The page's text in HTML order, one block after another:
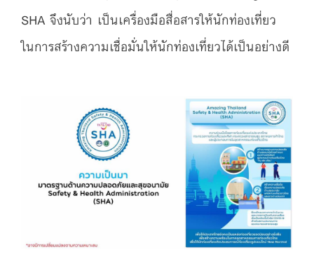
SHA จึงนับว่า เป็นเครื่องมือสื่อสารให้นักท่องเที่ยว
ในการสร้างความเชื่อมั่นให้นักท่องเที่ยวได้เป็นอย่างดี